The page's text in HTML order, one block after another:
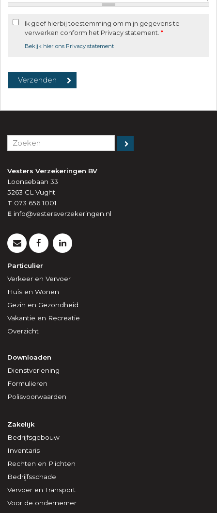
Ik geef hierbij toestemming om mijn gegevens te
verwerken conform het Privacy statement. *
Bekijk hier ons Privacy statement
Vesters Verzekeringen BV
Loonsebaan 33
5263 CL Vught
T 073 656 1001
E info@vestersverzekeringen.nl
Particulier
Verkeer en Vervoer
Huis en Wonen
Gezin en Gezondheid
Vakantie en Recreatie
Overzicht
Downloaden
Dienstverlening
Formulieren
Polisvoorwaarden
Zakelijk
Bedrijfsgebouw
Inventaris
Rechten en Plichten
Bedrijfsschade
Vervoer en Transport
Voor de ondernemer